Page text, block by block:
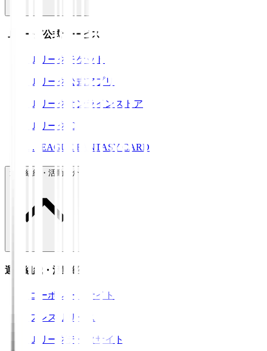
Ｊリーグ公式サービス
Ｊリーグチケット
Ｊリーグ公式アプリ
Ｊリーグオンラインストア
ＪリーグID
J.LEAGUE FANTASY CARD
運営組織・活動紹介
運営組織・活動紹介
コーポレートサイト
プレスリリース
Ｊリーグデータサイト